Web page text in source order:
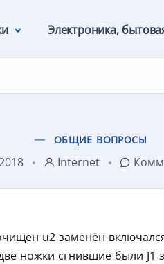
Электроника,
ОБЩИЕ ВОПРОСЫ
Internet
u2 заменён
ножки сгнившие были J1